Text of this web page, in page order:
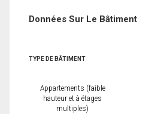
Données Sur Le Bâtiment
TYPE DE BÂTIMENT
Appartements (faible
hauteur et à étages
multiples)